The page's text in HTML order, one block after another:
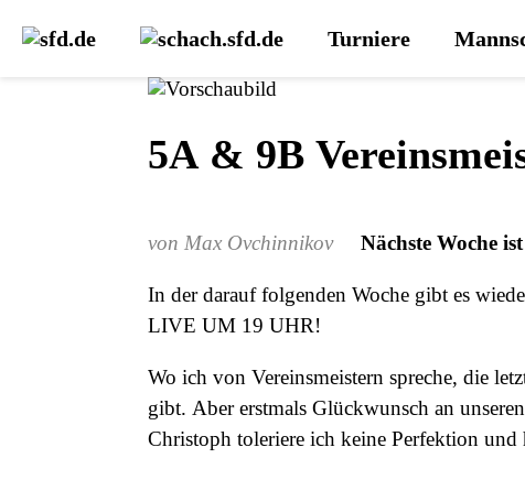
Turniere
5A & 9B
Max Ovchinnikov Nächste Woche
In der darauf folgenden Woche gibt es
LIVE UM 19 UHR!
Wo ich von Vereinsmeistern spreche, die
gibt. Aber erstmals Glückwunsch an
Christoph toleriere ich keine Perfektion